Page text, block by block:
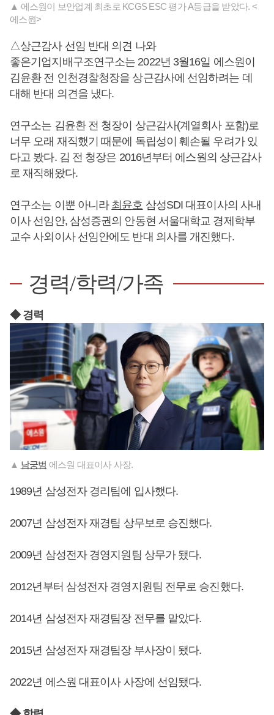
▲ 에스원이 보안업계 최초로 KCGS ESC 평가 A등급을 받았다. <
에스원>
△상근감사 선임 반대 의견 나와
좋은기업지배구조연구소는 2022년 3월16일 에스원이
김윤환 전 인천경찰청장을 상근감사에 선임하려는 데
대해 반대 의견을 냈다.
연구소는 김윤환 전 청장이 상근감사(계열회사 포함)로
너무 오래 재직했기 때문에 독립성이 훼손될 우려가 있
다고 봤다. 김 전 청장은 2016년부터 에스원의 상근감사
로 재직해왔다.
연구소는 이뿐 아니라 최윤호 삼성SDI 대표이사의 사내
이사 선임안, 삼성증권의 안동현 서울대학교 경제학부
교수 사외이사 선임안에도 반대 의사를 개진했다.
경력/학력/가족
◆ 경력
▲ 남궁범 에스원 대표이사 사장.
1989년 삼성전자 경리팀에 입사했다.
2007년 삼성전자 재경팀 상무보로 승진했다.
2009년 삼성전자 경영지원팀 상무가 됐다.
2012년부터 삼성전자 경영지원팀 전무로 승진했다.
2014년 삼성전자 재경팀장 전무를 맡았다.
2015년 삼성전자 재경팀장 부사장이 됐다.
2022년 에스원 대표이사 사장에 선임됐다.